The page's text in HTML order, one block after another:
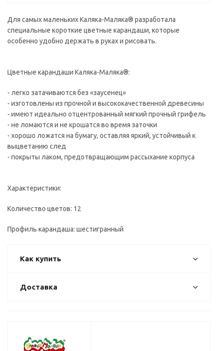
Для самых маленьких Каляка-Маляка® разработала
специальные короткие цветные карандаши, которые
особенно удобно держать в руках и рисовать.
Цветные карандаши Каляка-Маляка®:
- легко затачиваются без «заусенец»
- изготовлены из прочной и высококачественной древесины
- имеют идеально отцентрованный мягкий прочный грифель
- не ломаются и не крошатся во время заточки
- хорошо ложатся на бумагу, оставляя яркий, устойчивый к
выцветанию след
- покрыты лаком, предотвращающим рассыхание корпуса
Характеристики:
Количество цветов: 12
Профиль карандаша: шестигранный
Как купить
Доставка